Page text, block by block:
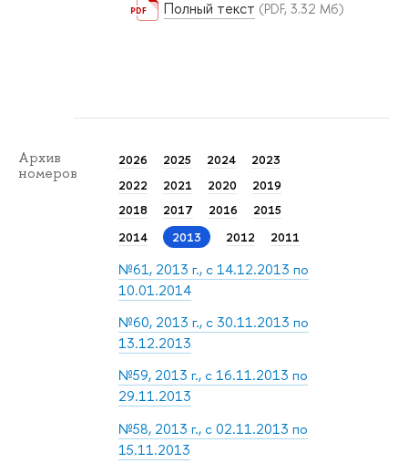
Полный текст (PDF, 3.32 Мб)
Архив
номеров
2026 2025 2024
2023
2022
2021 2020
2019
2018
2017 2016
2015
2014
2013 2012 2011
№61, 2013 г., с 14.12.2013 по
10.01.2014
№60, 2013 г., с 30.11.2013 по
13.12.2013
№59, 2013 г., с 16.11.2013 по
29.11.2013
№58, 2013 г., с 02.11.2013 по
15.11.2013